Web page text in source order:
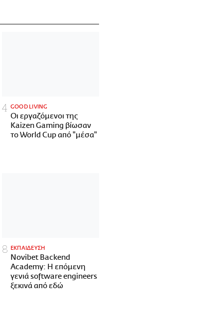
GOOD LIVING
Οι εργαζόμενοι της
Kaizen Gaming βίωσαν
το World Cup από "μέσα"
ΕΚΠΑΙΔΕΥΣΗ
Novibet Backend
Academy: Η επόμενη
γενιά software engineers
ξεκινά από εδώ